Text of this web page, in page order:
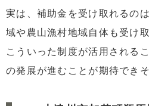
実は、補助金を受け取れるの
域や農山漁村地域自体も受け
こういった制度が活用される
の発展が進むことが期待でき